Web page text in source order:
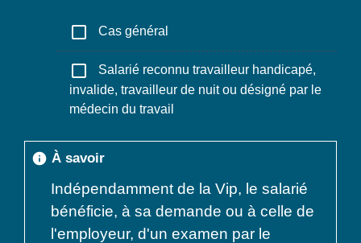
check_box_outline_blank Cas général
check_box_outline_blank
Salarié reconnu travailleur handicapé,
invalide, travailleur de nuit ou désigné par le
médecin du travail
info À savoir
Indépendamment de la Vip, le salarié
bénéficie, à sa demande ou à celle de
l'employeur, d'un examen par le